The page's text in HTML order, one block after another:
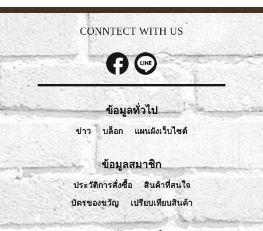
CONNTECT WITH US
ข้อมูลทั่วไป
ข่าว บล็อก แผนผังเว็บไซต์
ข้อมูลสมาชิก
ประวัติการสั่งซื้อ
สินค้าที่สนใจ
บัตรของขวัญ
เปรียบเทียบสินค้า